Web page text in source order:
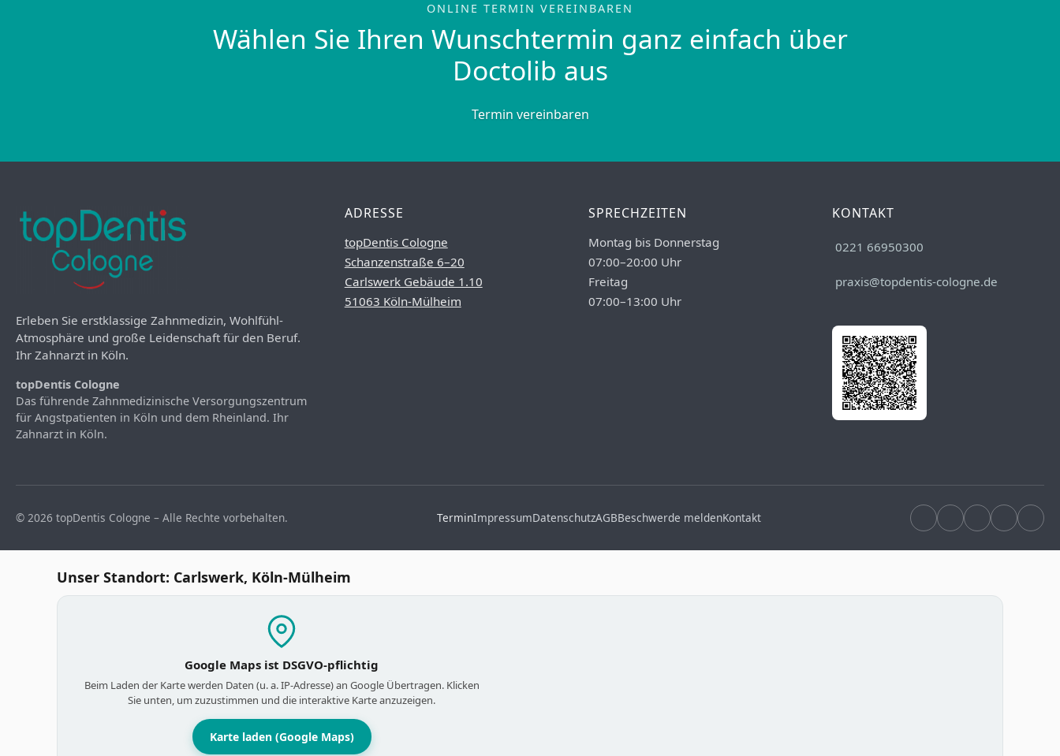
ONLINE TERMIN VEREINBAREN
Wählen Sie Ihren Wunschtermin ganz einfach über
Doctolib aus
Termin vereinbaren
Erleben Sie erstklassige Zahnmedizin, Wohlfühl-
Atmosphäre und große Leidenschaft für den Beruf.
Ihr Zahnarzt in Köln.
topDentis Cologne
Das führende Zahnmedizinische Versorgungszentrum
für Angstpatienten in Köln und dem Rheinland. Ihr
Zahnarzt in Köln.
ADRESSE
topDentis Cologne
Schanzenstraße 6–20
Carlswerk Gebäude 1.10
51063 Köln-Mülheim
SPRECHZEITEN
Montag bis Donnerstag
07:00–20:00 Uhr
Freitag
07:00–13:00 Uhr
KONTAKT
0221 66950300
praxis@topdentis-cologne.de
© 2026 topDentis Cologne – Alle Rechte vorbehalten. TerminImpressumDatenschutzAGBBeschwerde meldenKontakt
Unser Standort: Carlswerk, Köln-Mülheim
Google Maps ist DSGVO-pflichtig
Beim Laden der Karte werden Daten (u. a. IP-Adresse) an Google Übertragen. Klicken
Sie unten, um zuzustimmen und die interaktive Karte anzuzeigen.
Karte laden (Google Maps)